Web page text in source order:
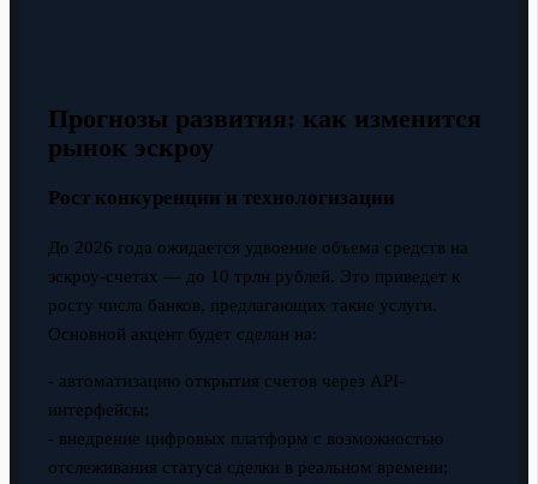
Прогнозы развития: как изменится
рынок эскроу
Рост конкуренции и технологизации
До 2026 года ожидается удвоение объема средств на
эскроу-счетах — до 10 трлн рублей. Это приведет к
росту числа банков, предлагающих такие услуги.
Основной акцент будет сделан на:
- автоматизацию открытия счетов через API-
интерфейсы;
- внедрение цифровых платформ с возможностью
отслеживания статуса сделки в реальном времени;